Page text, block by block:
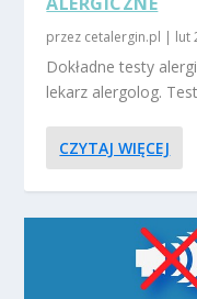
przez cetalergin.pl | lut
Dokładne testy
lekarz alergolog.
CZYTAJ WIĘCEJ